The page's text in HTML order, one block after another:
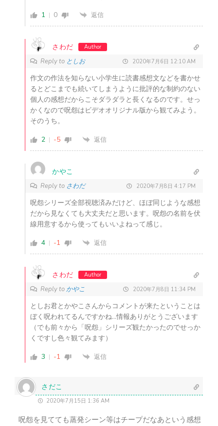
1
0 返信
さわだ Author
Reply to としお 2020年7月6日 12:10 AM
作文の作法を知らない小学生に読書感想文などを書かせ
るとどこまでも続いてしまうように批評的な制約のない
個人の感想だからこそダラダラと長くなるのです。せっ
かくなので呪怨はビデオオリジナル版から観てみよう。
そのうち。
2
-5 返信
かやこ
Reply to さわだ 2020年7月8日 4:17 PM
呪怨シリーズ全部視聴済みだけど、ほぼ同じような感想
だから見なくても大丈夫だと思います。呪怨の名前を伏
線用意するから使ってもいいよねって感じ。
4
-1 返信
さわだ Author
Reply toかやこ 2020年7月8日 11:34 PM
としお君とかやこさんからコメントが来たということは
ぼく呪われてるんですかね…情報ありがとうございます
（でも前々から「呪怨」シリーズ観たかったのでせっか
くですし色々観てみます）
3
-1 返信
さだこ
2020年7月15日 1:36 AM
呪怨を見てても蒸発シーン等はチープだなあという感想